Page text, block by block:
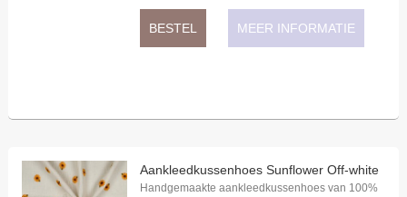
BESTEL MEER INFORMATIE
Aankleedkussenhoes Sunflower Off-white
Handgemaakte aankleedkussenhoes van 100%